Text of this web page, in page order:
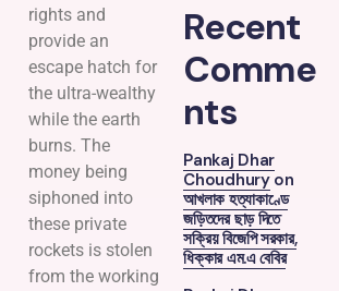
rights and
provide an
escape hatch for
the ultra-wealthy
while the earth
burns. The
money being
siphoned into
these private
rockets is stolen
from the working
Recent
Comme
nts
Pankaj Dhar
Choudhuryon
আখলাক হত্যাকাণ্ডে
জড়িতদের ছাড় দিতে
সক্রিয় বিজেপি সরকার,
ধিক্কার এম.এ বেবির